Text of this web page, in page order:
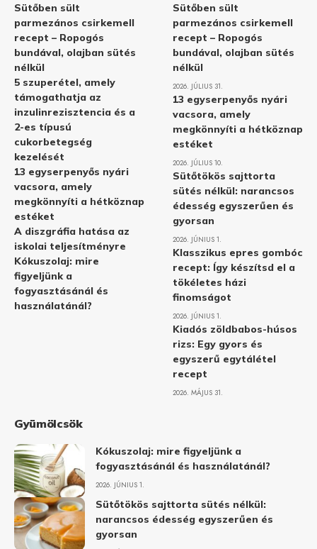
Sütőben sült
parmezános csirkemell
recept – Ropogós
bundával, olajban sütés
nélkül
5 szuperétel, amely
támogathatja az
inzulinrezisztencia és a
2-es típusú
cukorbetegség
kezelését
13 egyserpenyős nyári
vacsora, amely
megkönnyíti a hétköznap
estéket
A diszgráfia hatása az
iskolai teljesítményre
Kókuszolaj: mire
figyeljünk a
fogyasztásánál és
használatánál?
Sütőben sült
parmezános csirkemell
recept – Ropogós
bundával, olajban sütés
nélkül
2026. JÚLIUS 31.
13 egyserpenyős nyári
vacsora, amely
megkönnyíti a hétköznap
estéket
2026. JÚLIUS 10.
Sütőtökös sajttorta
sütés nélkül: narancsos
édesség egyszerűen és
gyorsan
2026. JÚNIUS 1.
Klasszikus epres gombóc
recept: Így készítsd el a
tökéletes házi
finomságot
2026. JÚNIUS 1.
Kiadós zöldbabos-húsos
rizs: Egy gyors és
egyszerű egytálétel
recept
2026. MÁJUS 31.
Gyümölcsök
Kókuszolaj: mire figyeljünk a
fogyasztásánál és használatánál?
2026. JÚNIUS 1.
Sütőtökös sajttorta sütés nélkül:
narancsos édesség egyszerűen és
gyorsan